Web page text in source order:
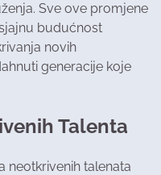
Sve ove promjene
budućnost
novih
generacije koje
Talenta
neotkrivenih talenata